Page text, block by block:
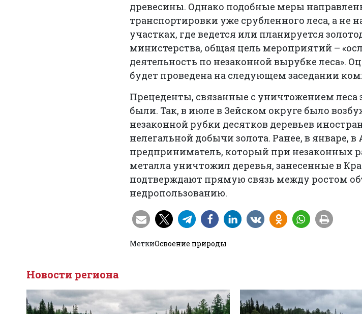
древесины. Однако подобные меры
транспортировки уже срубленного леса, а не
участках, где ведется или планируется
министерства, общая цель мероприятий –
деятельность по незаконной вырубке леса».
будет проведена на следующем заседании
Прецеденты, связанные с уничтожением
были. Так, в июле в Зейском округе было
незаконной рубки десятков деревьев
нелегальной добычи золота. Ранее, в январе,
предприниматель, который при незаконных
металла уничтожил деревья, занесенные в
подтверждают прямую связь между ростом
недропользованию.
МеткиОсвоение природы
Новости региона